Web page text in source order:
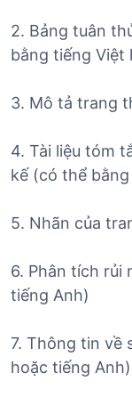
2. Bảng tuân
bằng tiếng Việt
3. Mô tả trang
4. Tài liệu tóm
kế (có thể
5. Nhãn của
6. Phân tích rủi
tiếng Anh)
7. Thông tin về
hoặc tiếng Anh)